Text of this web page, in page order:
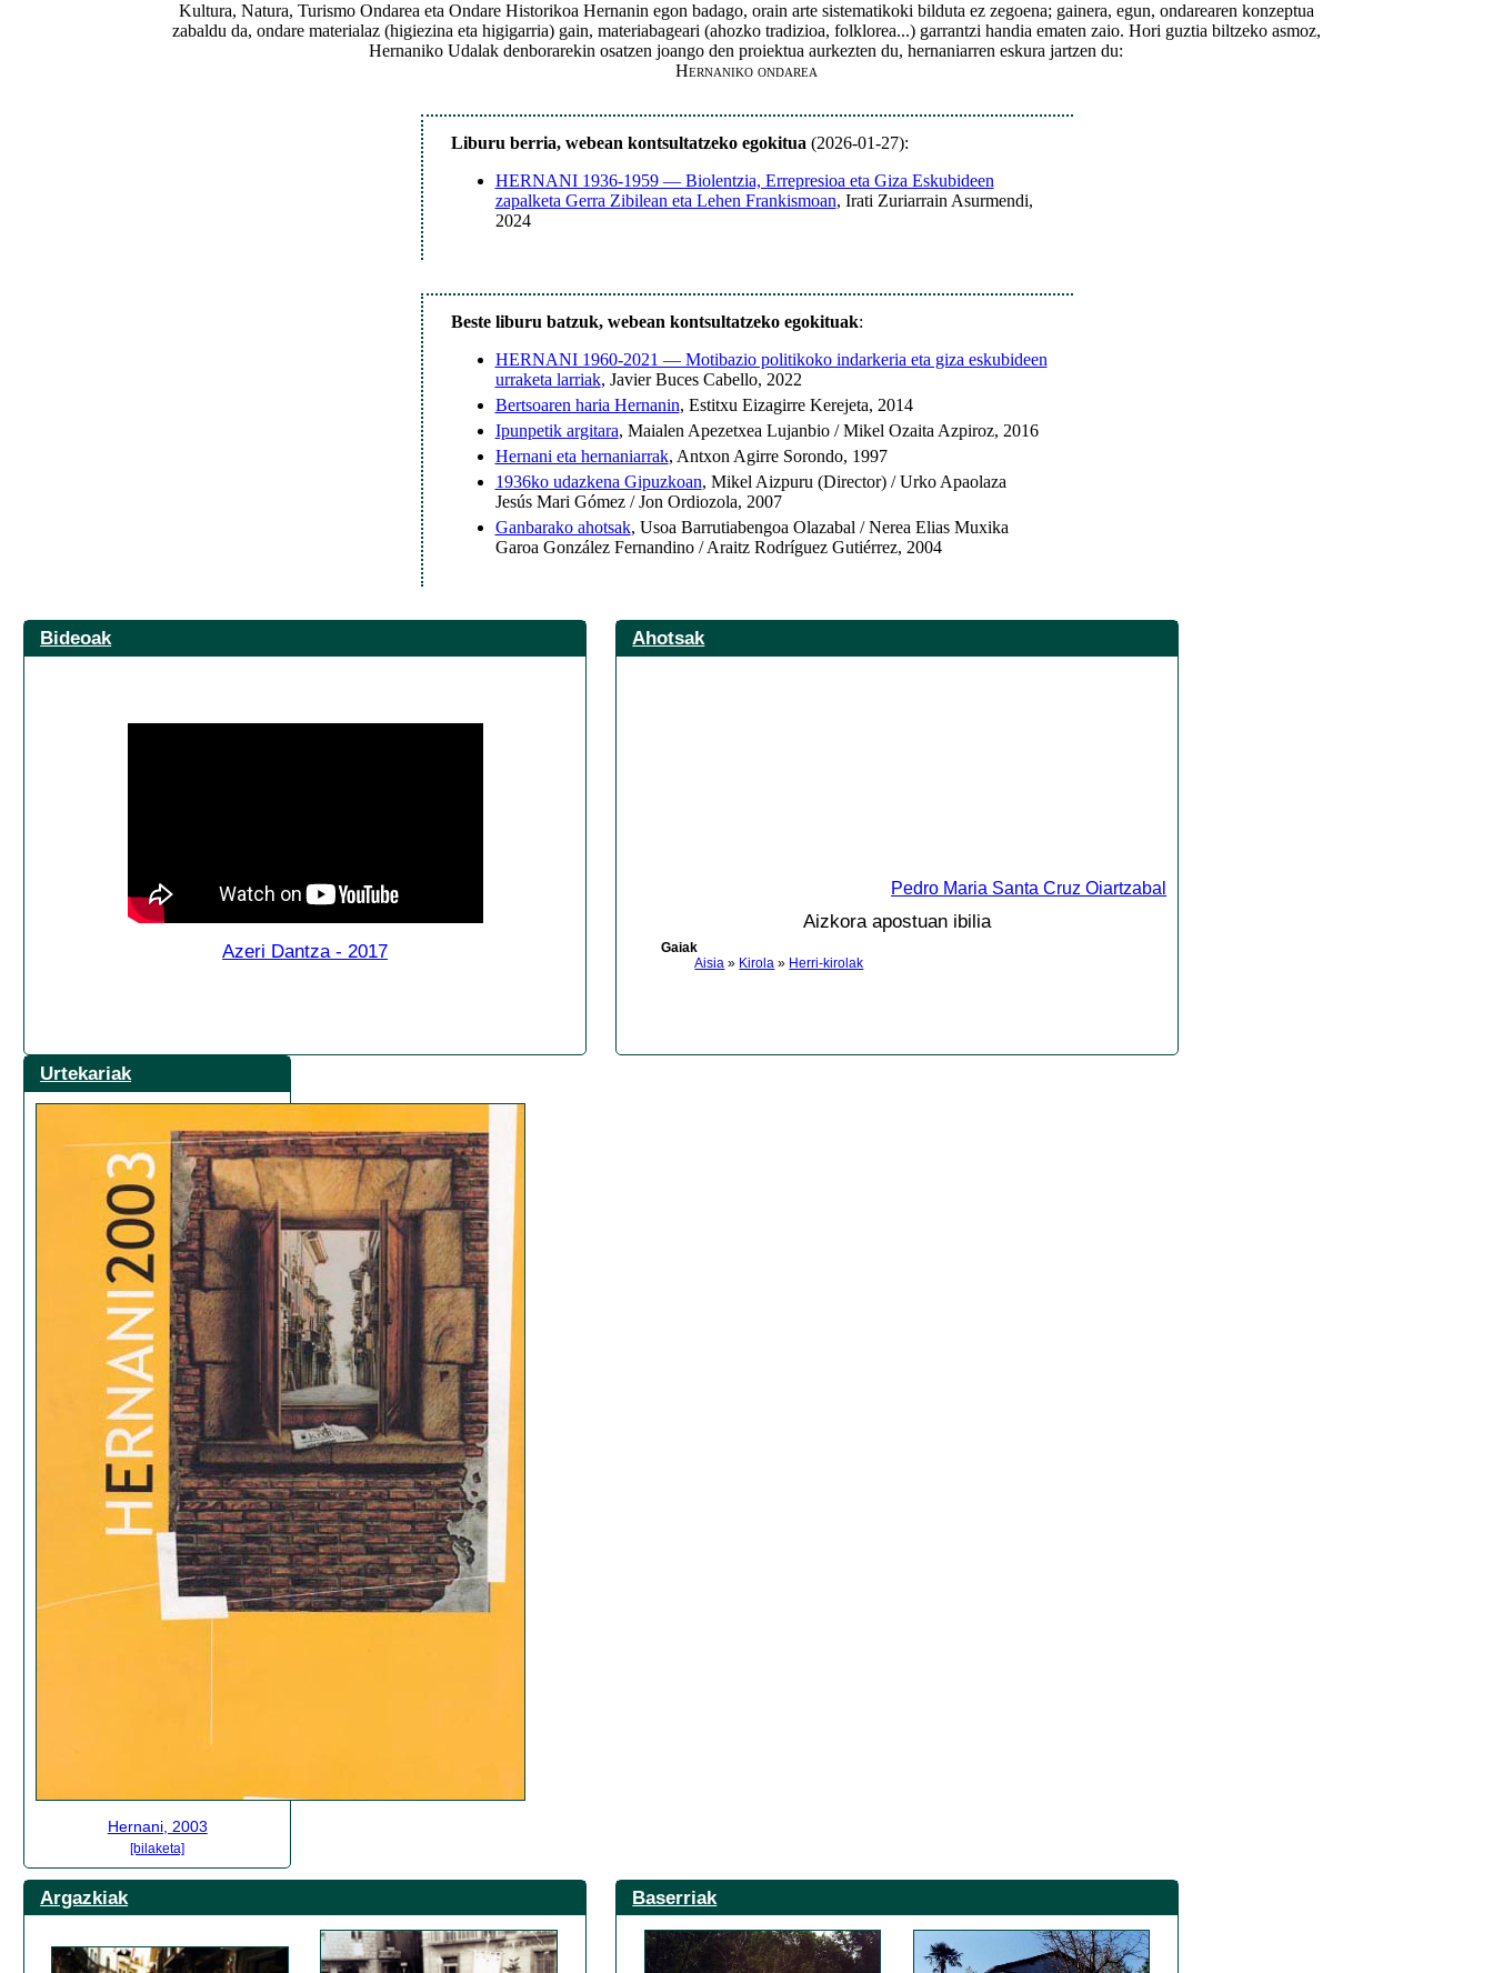
Kultura, Natura, Turismo Ondarea eta Ondare Historikoa Hernanin egon badago, orain arte sistematikoki bilduta ez zegoena; gainera, egun, ondarearen konzeptua
zabaldu da, ondare materialaz (higiezina eta higigarria) gain, materiabageari (ahozko tradizioa, folklorea...) garrantzi handia ematen zaio. Hori guztia biltzeko asmoz,
Hernaniko Udalak denborarekin osatzen joango den proiektua aurkezten du, hernaniarren eskura jartzen du:
Hernaniko ondarea
Liburu berria, webean kontsultatzeko egokitua (2026-01-27):
HERNANI 1936-1959 — Biolentzia, Errepresioa eta Giza Eskubideen
zapalketa Gerra Zibilean eta Lehen Frankismoan, Irati Zuriarrain Asurmendi,
2024
Beste liburu batzuk, webean kontsultatzeko egokituak:
HERNANI 1960-2021 — Motibazio politikoko indarkeria eta giza eskubideen
urraketa larriak, Javier Buces Cabello, 2022
Bertsoaren haria Hernanin, Estitxu Eizagirre Kerejeta, 2014
Ipunpetik argitara, Maialen Apezetxea Lujanbio / Mikel Ozaita Azpiroz, 2016
Hernani eta hernaniarrak, Antxon Agirre Sorondo, 1997
1936ko udazkena Gipuzkoan, Mikel Aizpuru (Director) / Urko Apaolaza
Jesús Mari Gómez / Jon Ordiozola, 2007
Ganbarako ahotsak, Usoa Barrutiabengoa Olazabal / Nerea Elias Muxika
Garoa González Fernandino / Araitz Rodríguez Gutiérrez, 2004
Bideoak
Azeri Dantza - 2017
Ahotsak
Pedro Maria Santa Cruz Oiartzabal
Aizkora apostuan ibilia
Gaiak
Aisia » Kirola » Herri-kirolak
Urtekariak
Hernani, 2003
[bilaketa]
Argazkiak Baserriak